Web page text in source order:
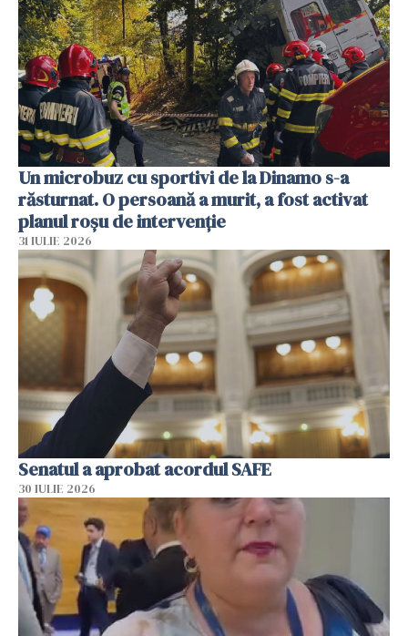
Un microbuz cu sportivi de la Dinamo s-a
răsturnat. O persoană a murit, a fost activat
planul roșu de intervenție
31 IULIE 2026
Senatul a aprobat acordul SAFE
30 IULIE 2026